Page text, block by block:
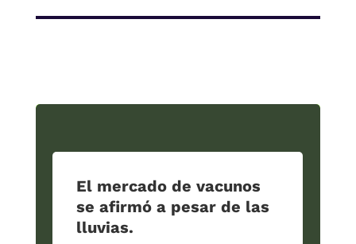
El mercado de vacunos
se afirmó a pesar de las
lluvias.